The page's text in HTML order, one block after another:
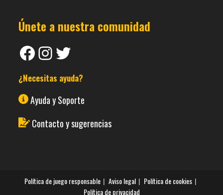
Únete a nuestra comunidad
FacebookInstagramTwitter
¿Necesitas ayuda?
Ayuda y Soporte
Contacto y sugerencias
Política de juego responsable Aviso legal
Política de cookies
Política de privacidad